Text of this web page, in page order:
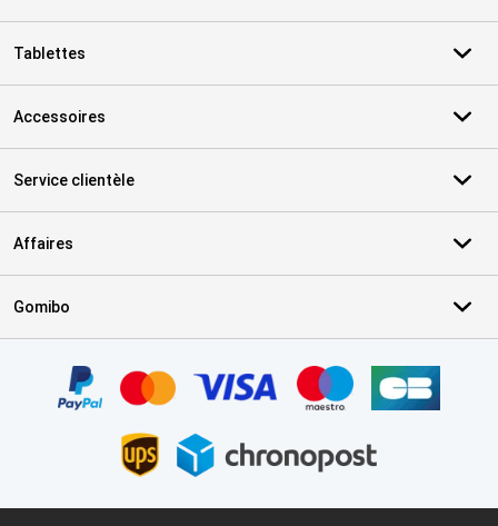
Tablettes
Accessoires
Service clientèle
Affaires
Gomibo